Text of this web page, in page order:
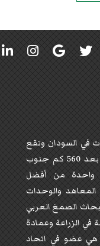
في السودان وتقع
في مدينة الأبيض بولاية شمال كردفان على بعد 560 كم جنوب
تأسست عام 1990 وهي واحدة من أفضل
والوحدات
الصمغ العربي
في الزراعة وعمادة
هي عضو في اتحاد